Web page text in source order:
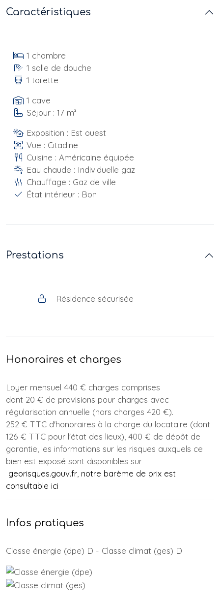
Caractéristiques
1 chambre
1 salle de douche
1 toilette
1 cave
Séjour : 17 m²
Exposition : Est ouest
Vue : Citadine
Cuisine : Américaine équipée
Eau chaude : Individuelle gaz
Chauffage : Gaz de ville
État intérieur : Bon
Prestations
Résidence sécurisée
Honoraires et charges
Loyer mensuel 440 € charges comprises
dont 20 € de provisions pour charges avec
régularisation annuelle (hors charges 420 €).
252 € TTC d'honoraires à la charge du locataire (dont
126 € TTC pour l'état des lieux), 400 € de dépôt de
garantie, les informations sur les risques auxquels ce
bien est exposé sont disponibles sur
georisques.gouv.fr notre barème de prix est
consultable ici
Infos pratiques
Classe énergie (dpe) D - Classe climat (ges) D